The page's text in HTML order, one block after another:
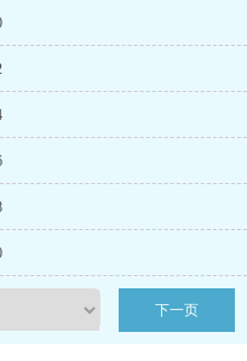
下一页